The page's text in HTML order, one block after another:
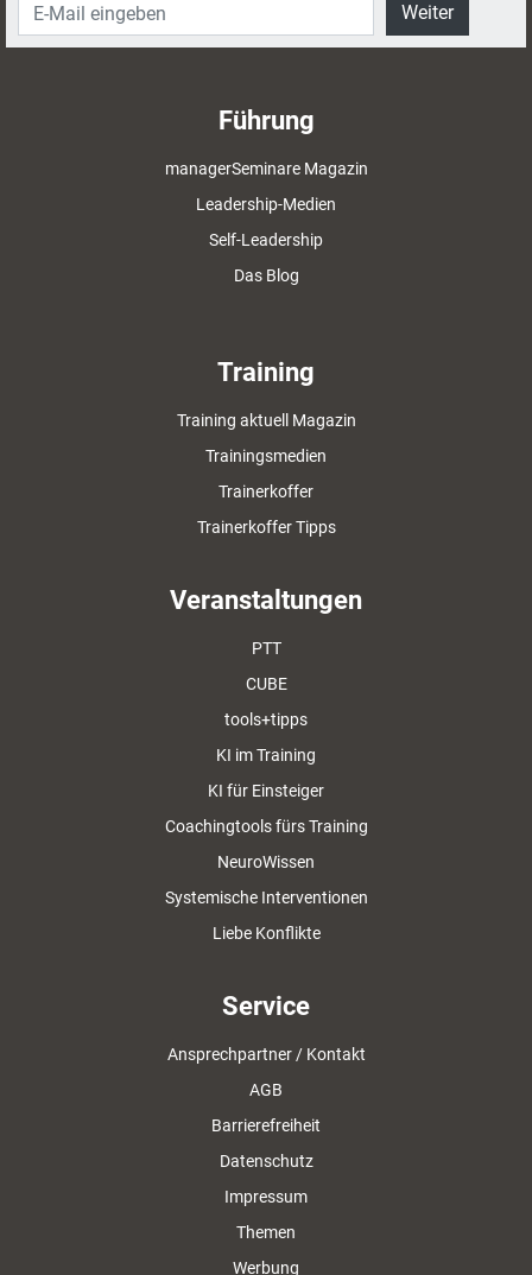
Weiter
Führung
managerSeminare Magazin
Leadership-Medien
Self-Leadership
Das Blog
Training
Training aktuell Magazin
Trainingsmedien
Trainerkoffer
Trainerkoffer Tipps
Veranstaltungen
PTT
CUBE
tools+tipps
KI im Training
KI für Einsteiger
Coachingtools fürs Training
NeuroWissen
Systemische Interventionen
Liebe Konflikte
Service
Ansprechpartner / Kontakt
AGB
Barrierefreiheit
Datenschutz
Impressum
Themen
Werbung